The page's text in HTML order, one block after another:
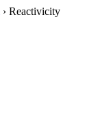
› Reactivicity